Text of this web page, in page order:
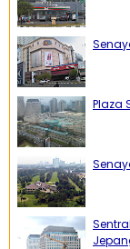
Plaza